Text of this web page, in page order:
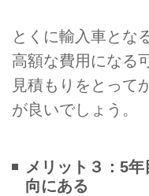
とくに輸入車とな
高額な費用になる
見積もりをとって
が良いでしょう。
メリット３：5
向にある